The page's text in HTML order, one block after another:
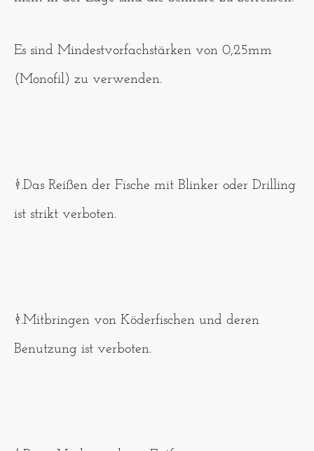
Es sind Mindestvorfachstärken von 0,25mm
(Monofil) zu verwenden.
§.Das Reißen der Fische mit Blinker oder Drilling
ist strikt verboten.
§.Mitbringen von Köderfischen und deren
Benutzung ist verboten.